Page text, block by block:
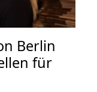
Berlin
für